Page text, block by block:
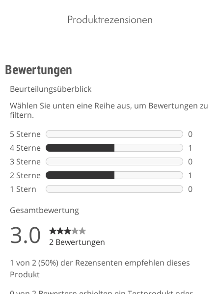
Produktrezensionen